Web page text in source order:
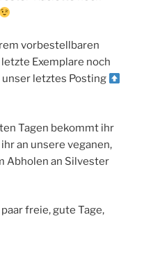
vorbestellbaren
Exemplare noch
letztes Posting
Tagen bekommt ihr
an unsere veganen,
Abholen an Silvester
freie, gute Tage,